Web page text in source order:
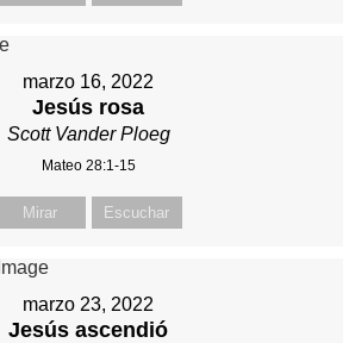
marzo 16, 2022
Jesús rosa
Scott Vander Ploeg
Mateo 28:1-15
Mirar Escuchar
marzo 23, 2022
Jesús ascendió